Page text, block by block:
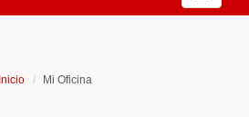
Inicio Mi Oficina